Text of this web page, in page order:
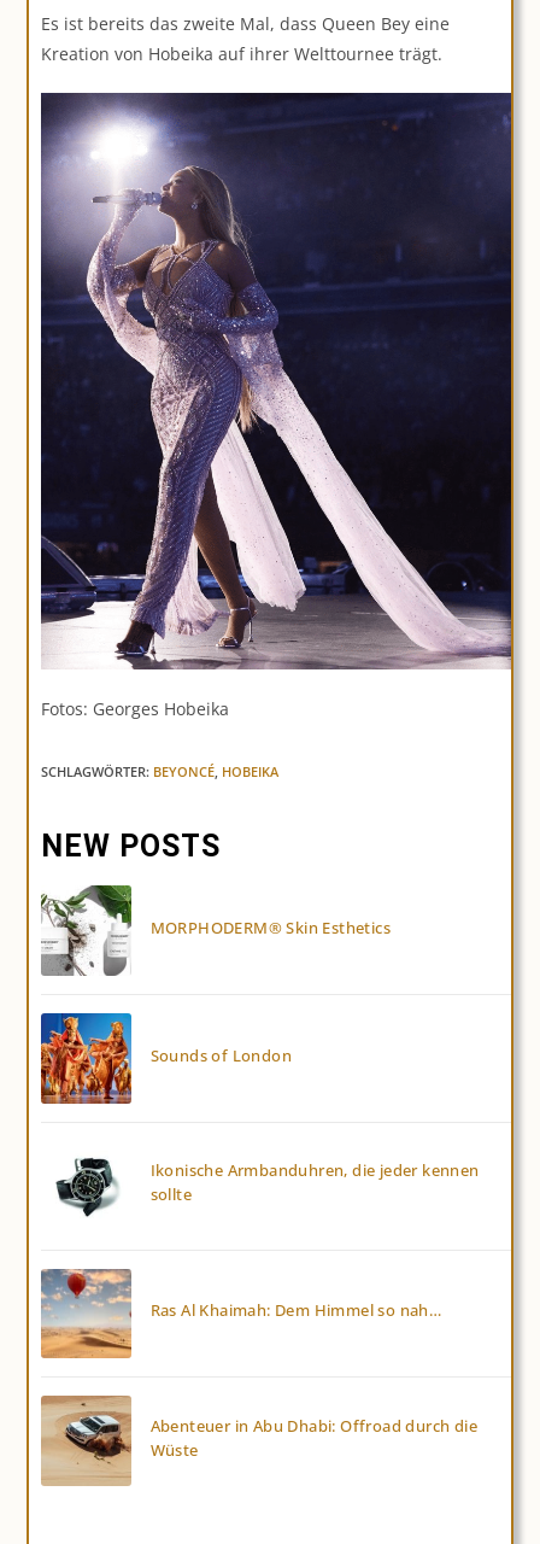
Es ist bereits das zweite Mal, dass Queen Bey eine
Kreation von Hobeika auf ihrer Welttournee trägt.
Fotos: Georges Hobeika
SCHLAGWÖRTER: BEYONCÉ, HOBEIKA
NEW POSTS
MORPHODERM® Skin Esthetics
Sounds of London
Ikonische Armbanduhren, die jeder kennen
sollte
Ras Al Khaimah: Dem Himmel so nah…
Abenteuer in Abu Dhabi: Offroad durch die
Wüste